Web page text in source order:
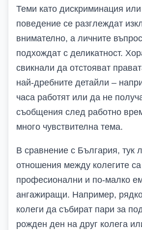
Теми като дискриминация
поведение се разглеждат
внимателно, а личните
подхождат с деликатност.
свикнали да отстояват
най-дребните детайли –
часа работят или да не
съобщения след работно
много чувствителна тема.
В сравнение с България, тук
отношения между колегите
професионални и по-малко
ангажиращи. Например,
колеги да събират пари за
рожден ден на друг колега